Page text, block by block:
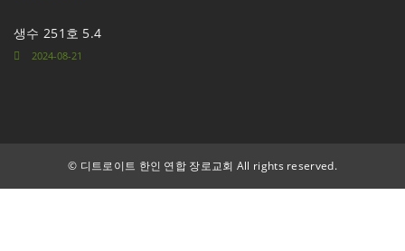
생수 251호 5.4
2024-08-21
© 디트로이트 한인 연합 장로교회 All rights reserved.